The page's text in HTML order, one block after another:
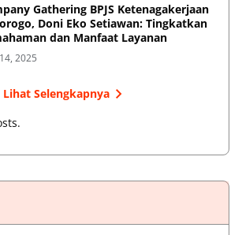
Gathering BPJS Ketenagakerjaan
Doni Eko Setiawan: Tingkatkan
dan Manfaat Layanan
2025
Lihat Selengkapnya